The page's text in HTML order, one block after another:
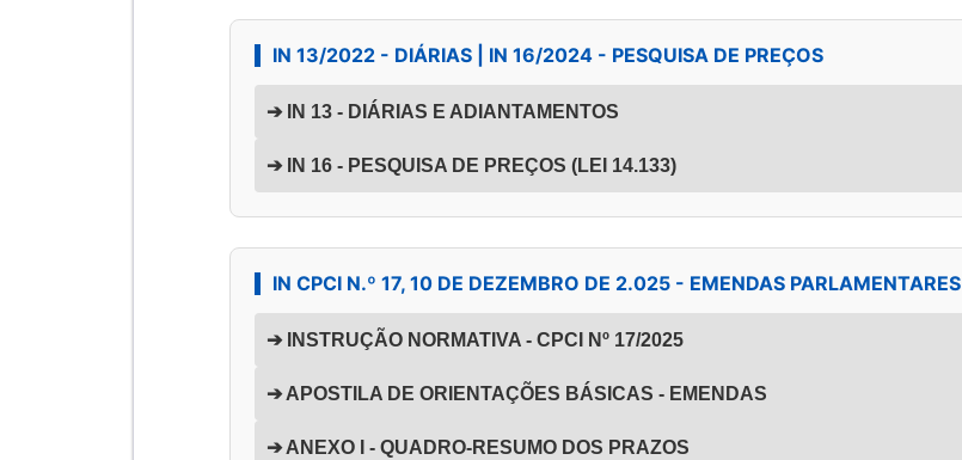
IN 13/2022 - DIÁRIAS | IN 16/2024 - PESQUISA DE PREÇOS
➔ IN 13 - DIÁRIAS E ADIANTAMENTOS
➔ IN 16 - PESQUISA DE PREÇOS (LEI 14.133)
IN CPCI N.º 17, 10 DE DEZEMBRO DE 2.025 - EMENDAS PARLAMENTARES
➔ INSTRUÇÃO NORMATIVA - CPCI Nº 17/2025
➔ APOSTILA DE ORIENTAÇÕES BÁSICAS - EMENDAS
➔ ANEXO I - QUADRO-RESUMO DOS PRAZOS